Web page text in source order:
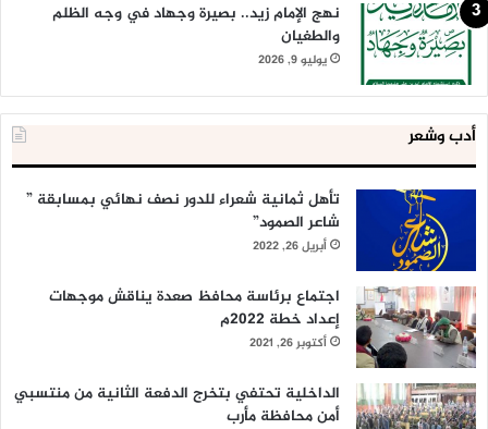
نهج الإمام زيد.. بصيرة وجهاد في وجه الظلم
والطغيان
يوليو 9, 2026
أدب وشعر
تأهل ثمانية شعراء للدور نصف نهائي بمسابقة ”
شاعر الصمود”
أبريل 26, 2022
اجتماع برئاسة محافظ صعدة يناقش موجهات
إعداد خطة 2022م
أكتوبر 26, 2021
الداخلية تحتفي بتخرج الدفعة الثانية من منتسبي
أمن محافظة مأرب